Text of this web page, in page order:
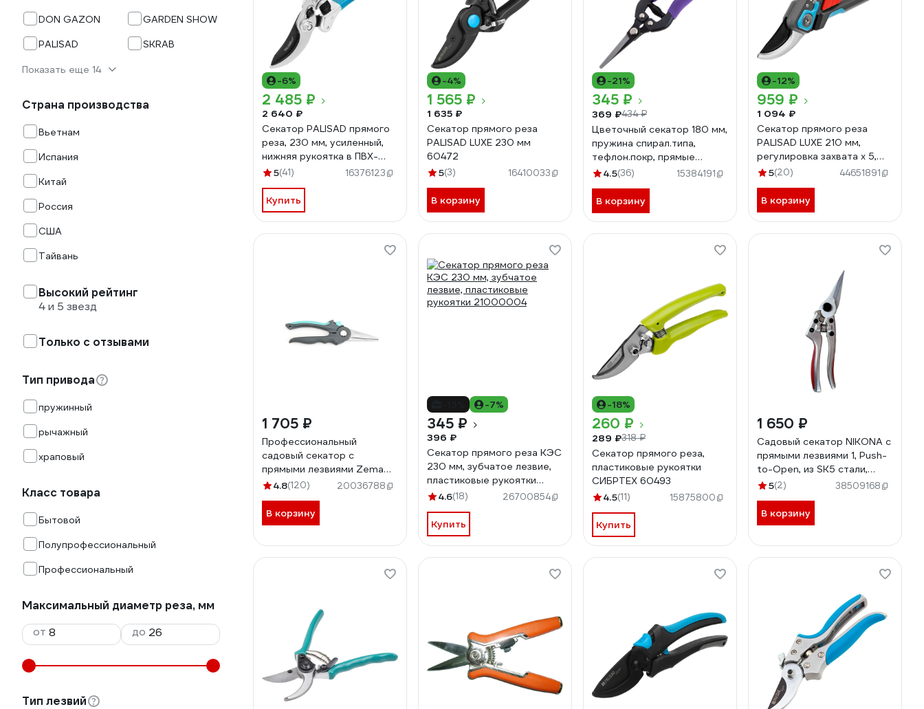
DON GAZON
GARDEN SHOW
PALISAD
SKRAB
Показать еще 14
Страна производства
Вьетнам
Испания
Китай
Россия
США
Тайвань
Высокий рейтинг
4 и 5 звезд
Только с отзывами
Тип привода
пружинный
рычажный
храповый
Класс товара
Бытовой
Полупрофессиональный
Профессиональный
Максимальный диаметр реза, мм
от
до
Тип лезвий
-6%
2 485 ₽
2 640 ₽
Секатор PALISAD прямого
реза, 230 мм, усиленный,
нижняя рукоятка в ПВХ-
оболочке, LUXE 60471
5(41) 16376123
Купить
-4%
1 565 ₽
1 635 ₽
Секатор прямого реза
PALISAD LUXE 230 мм
60472
5(3) 16410033
В корзину
-21%
345 ₽
369 ₽434 ₽
Цветочный секатор 180 мм,
пружина спирал.типа,
тефлон.покр, прямые
режущие губки PALISAD
4.5(36) 15384191
В корзину
-12%
959 ₽
1 094 ₽
Секатор прямого реза
PALISAD LUXE 210 мм,
регулировка захвата x 5,
двухкомпонентные
5(20) 44651891
В корзину
1 705 ₽
Профессиональный
садовый секатор с
прямыми лезвиями Zema
ZM 2006
4.8(120) 20036788
В корзину
-7%
345 ₽
396 ₽
Секатор прямого реза КЭС
230 мм, зубчатое лезвие,
пластиковые рукоятки
21000004
4.6(18) 26700854
Купить
-18%
260 ₽
289 ₽318 ₽
Секатор прямого реза,
пластиковые рукоятки
СИБРТЕХ 60493
4.5(11) 15875800
Купить
1 650 ₽
Садовый секатор NIKONA c
прямыми лезвиями 1, Push-
to-Open, из SK5 стали,
длина 217 мм 67-441
5(2) 38509168
В корзину